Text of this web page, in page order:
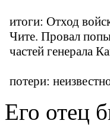
Его отец